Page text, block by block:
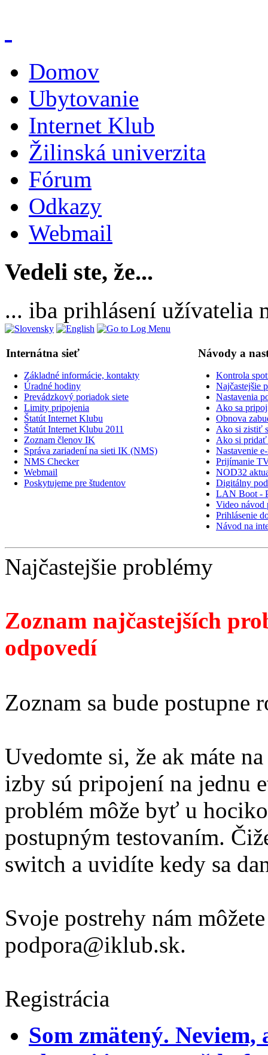
Domov
Ubytovanie
Internet Klub
Žilinská univerzita
Fórum
Odkazy
Webmail
Vedeli ste, že...
... iba prihlásení užívatelia
Internátna sieť Návody a
Základné informácie, kontakty
Úradné hodiny
Prevádzkový poriadok siete
Limity pripojenia
Štatút Internet Klubu
Štatút Internet Klubu 2011
Zoznam členov IK
Správa zariadení na sieti IK (NMS)
NMS Checker
Webmail
Poskytujeme pre študentov
Kontrola
Najčastejšie
Nastavenia
Ako sa
Obnova
Ako si zistiť
Ako si
Nastavenie
Prijímanie
NOD32
Digitálny
LAN Boot -
Video návod
Prihlásenie
Návod na
Najčastejšie problémy
Zoznam najčastejších
odpovedí
Zoznam sa bude postupne
Uvedomte si, že ak máte
izby sú pripojení na jednu
problém môže byť u
postupným testovaním.
switch a uvidíte kedy sa
Svoje postrehy nám
podpora@iklub.sk.
Registrácia
Som zmätený.